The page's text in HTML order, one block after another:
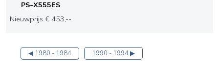
PS-X555ES
Nieuwprijs € 453,--
◀ 1980 - 1984 1990 - 1994 ▶